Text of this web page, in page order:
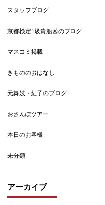
スタッフブログ
京都検定1級貴船茜のブログ
マスコミ掲載
きもののおはなし
元舞妓・紅子のブログ
おさんぽツアー
本日のお客様
未分類
アーカイブ